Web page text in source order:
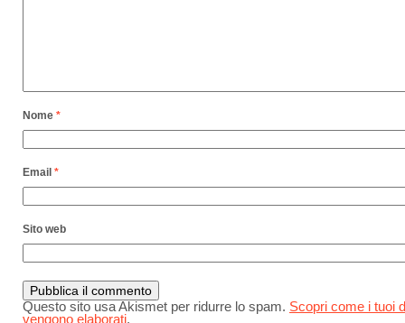
Nome *
Email *
Sito web
Questo sito usa Akismet per ridurre lo spam. Scopri come i tuoi
vengono elaborati.